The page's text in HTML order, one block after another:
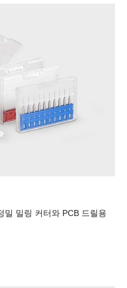
밀 밀링 커터와 PCB 드릴용